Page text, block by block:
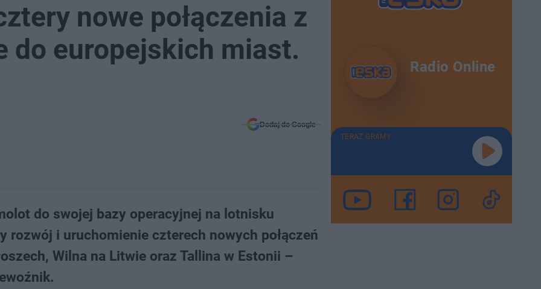
nowe połączenia z
do europejskich miast.
Dodaj do Google
do swojej bazy operacyjnej na lotnisku
rozwój i uruchomienie czterech nowych połączeń
Wilna na Litwie oraz Tallina w Estonii –
Radio Online
TERAZ GRAMY